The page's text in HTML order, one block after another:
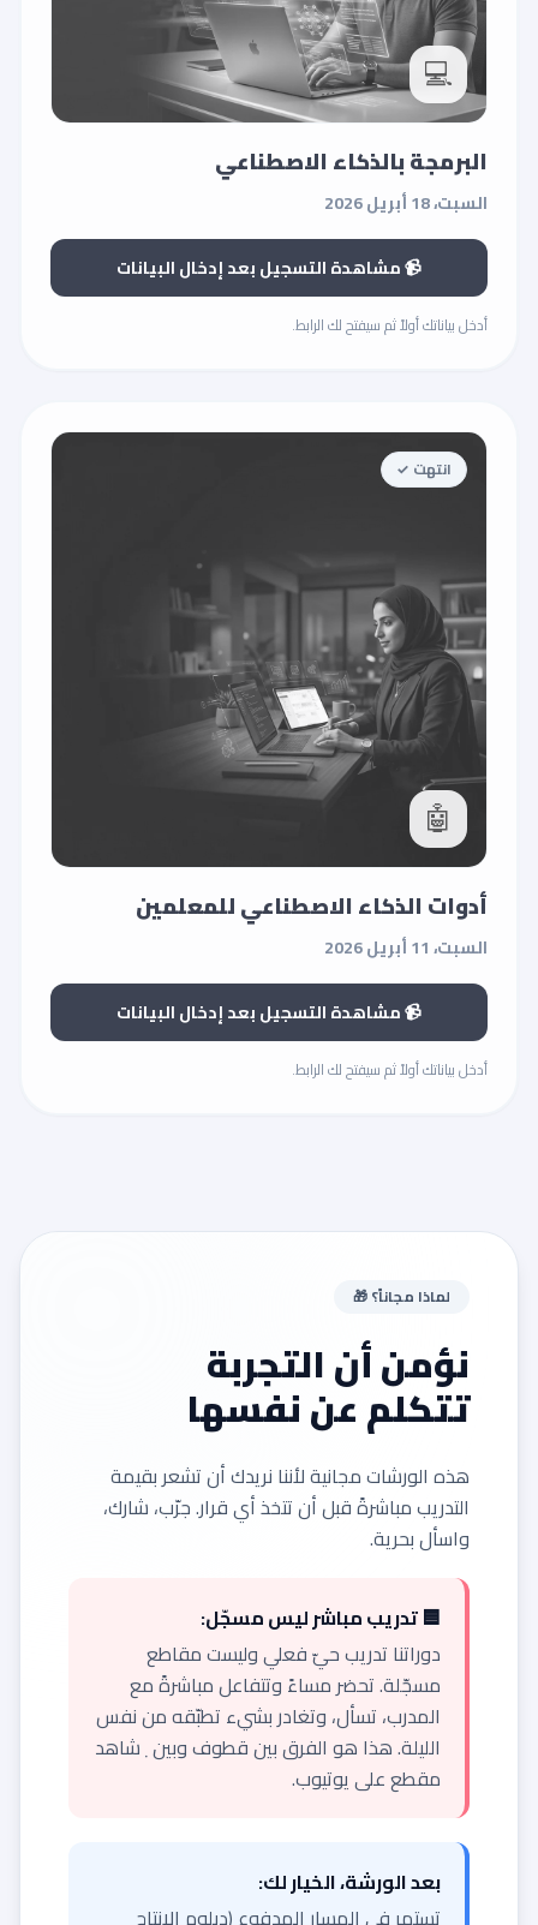
💻
البرمجة بالذكاء الاصطناعي
السبت، 18 أبريل 2026
📹 مشاهدة التسجيل بعد إدخال البيانات
أدخل بياناتك أولاً ثم سيفتح لك الرابط.
انتهت ✓
🤖
أدوات الذكاء الاصطناعي للمعلمين
السبت، 11 أبريل 2026
📹 مشاهدة التسجيل بعد إدخال البيانات
أدخل بياناتك أولاً ثم سيفتح لك الرابط.
لماذا مجاناً؟ 🎁
نؤمن أن التجربة
تتكلم عن نفسها
هذه الورشات مجانية لأننا نريدك أن تشعر بقيمة
التدريب مباشرةً قبل أن تتخذ أي قرار. جرّب، شارك،
واسأل بحرية.
🟦 تدريب مباشر ليس مسجّل:
دوراتنا تدريب حيّ فعلي وليست مقاطع
مسجّلة. تحضر مساءً وتتفاعل مباشرةً مع
المدرب، تسأل، وتغادر بشيء تطبّقه من نفس
الليلة. هذا هو الفرق بين قطوف وبين ٜشاهد
مقطع على يوتيوب.
بعد الورشة، الخيار لك:
تستمر في المسار المدفوع (دبلوم الإنتاج